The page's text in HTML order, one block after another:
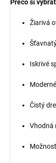
Prečo si
Žiarivá
Iskrivé
Čistý
Vhodná